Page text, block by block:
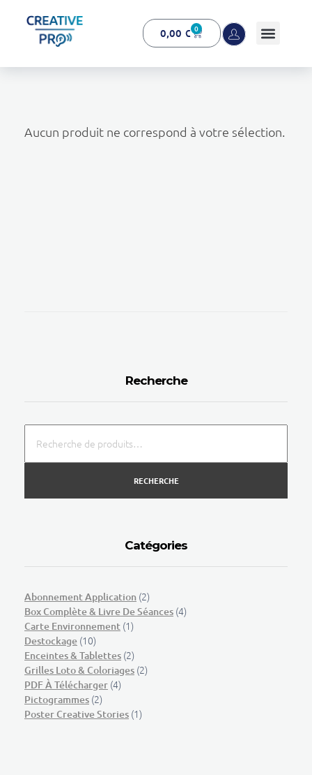
0,00 € 0
Aucun produit ne correspond à votre sélection.
Recherche
RECHERCHE
Catégories
Abonnement Application (2)
Box Complète & Livre De Séances (4)
Carte Environnement (1)
Destockage (10)
Enceintes & Tablettes (2)
Grilles Loto & Coloriages (2)
PDF À Télécharger (4)
Pictogrammes (2)
Poster Creative Stories (1)